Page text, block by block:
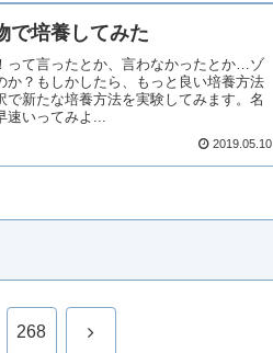
で培養してみた
って言ったとか、言わなかったとか…ゾ
か？もしかしたら、もっと良い培養方法
新たな培養方法を実験してみます。名
速いってみよ...
2019.05.10
268 次